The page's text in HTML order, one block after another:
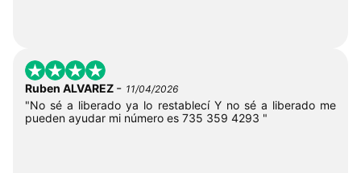
Ruben ALVAREZ - 11/04/2026
"No sé a liberado ya lo restablecí Y no sé a liberado me
pueden ayudar mi número es 735 359 4293 "